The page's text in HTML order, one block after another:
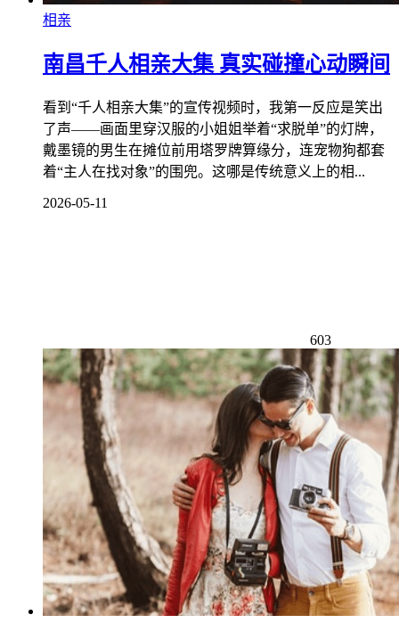
相亲
南昌千人相亲大集 真实碰撞心动瞬间
看到“千人相亲大集”的宣传视频时，我第一反应是笑出
了声——画面里穿汉服的小姐姐举着“求脱单”的灯牌，
戴墨镜的男生在摊位前用塔罗牌算缘分，连宠物狗都套
着“主人在找对象”的围兜。这哪是传统意义上的相...
2026-05-11
603